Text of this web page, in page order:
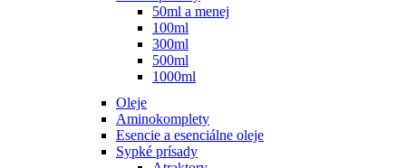
50ml a menej
100ml
300ml
500ml
1000ml
Oleje
Aminokomplety
Esencie a esenciálne oleje
Sypké prísady